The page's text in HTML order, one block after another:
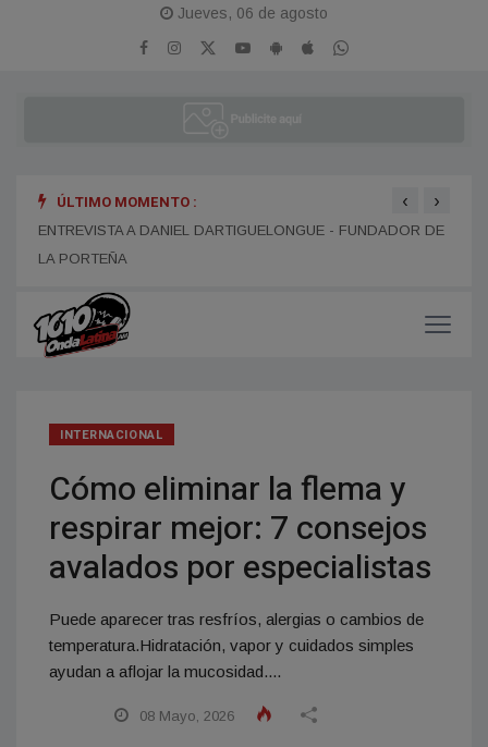
Jueves, 06 de agosto
ÚLTIMO MOMENTO :
ENTREVISTA A DANIEL DARTIGUELONGUE - FUNDADOR DE
ENTREVISTA A ALEJANDRO KIM
‹ ›
INTERNACIONAL
Cómo eliminar la flema y
respirar mejor: 7 consejos
avalados por especialistas
Puede aparecer tras resfríos, alergias o cambios de
temperatura.Hidratación, vapor y cuidados simples
ayudan a aflojar la mucosidad....
08 Mayo, 2026